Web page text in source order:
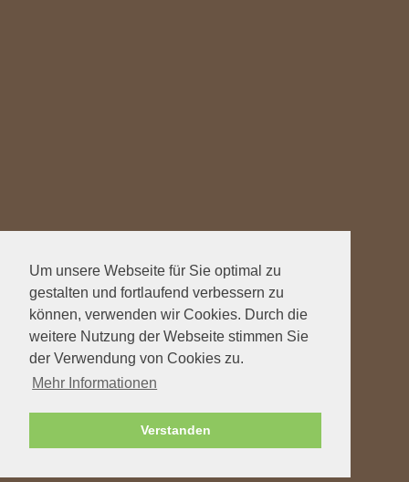
Um unsere Webseite für Sie optimal zu
gestalten und fortlaufend verbessern zu
können, verwenden wir Cookies. Durch die
weitere Nutzung der Webseite stimmen Sie
der Verwendung von Cookies zu.
Mehr Informationen
Verstanden